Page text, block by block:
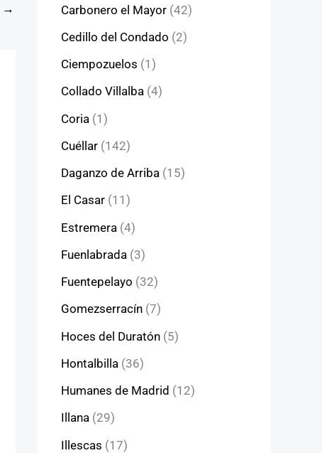
→
Carbonero el Mayor (42)
Cedillo del Condado (2)
Ciempozuelos (1)
Collado Villalba (4)
Coria (1)
Cuéllar (142)
Daganzo de Arriba (15)
El Casar (11)
Estremera (4)
Fuenlabrada (3)
Fuentepelayo (32)
Gomezserracín (7)
Hoces del Duratón (5)
Hontalbilla (36)
Humanes de Madrid (12)
Illana (29)
Illescas (17)